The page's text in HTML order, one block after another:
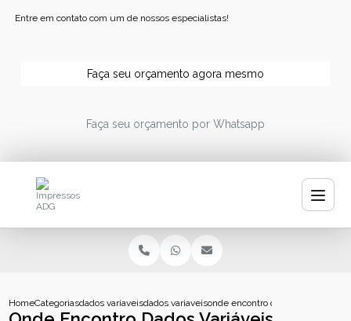
Entre em contato com um de nossos especialistas!
Faça seu orçamento agora mesmo
Faça seu orçamento por Whatsapp
HomeCategoriasdados variaveisdados variaveis impressaoonde encontro dados variaveis